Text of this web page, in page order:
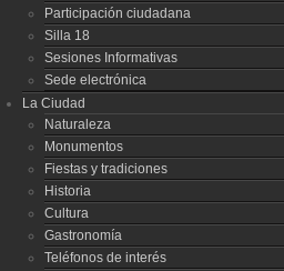
Participación ciudadana
Silla 18
Sesiones Informativas
Sede electrónica
La Ciudad
Naturaleza
Monumentos
Fiestas y tradiciones
Historia
Cultura
Gastronomía
Teléfonos de interés